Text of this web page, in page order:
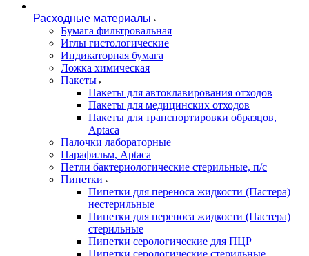
Расходные материалы
Бумага фильтровальная
Иглы гистологические
Индикаторная бумага
Ложка химическая
Пакеты
Пакеты для автоклавирования отходов
Пакеты для медицинских отходов
Пакеты для транспортировки образцов,
Aptaca
Палочки лабораторные
Парафильм, Aptaca
Петли бактериологические стерильные, п/с
Пипетки
Пипетки для переноса жидкости (Пастера)
нестерильные
Пипетки для переноса жидкости (Пастера)
стерильные
Пипетки серологические для ПЦР
Пипетки серологические стерильные